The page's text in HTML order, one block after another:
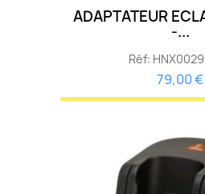
ADAPTATEUR
-...
Réf:
79,00 €